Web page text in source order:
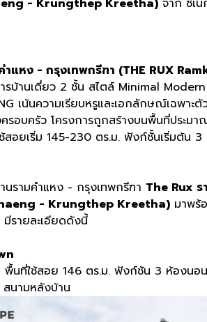
- Krungthep Kreetha) จาก ซีเ
ำแหง - กรุงเทพกรีฑา (THE RUX
ารบ้านเดี่ยว 2 ชั้น สไตล์ Minimal
เน้นความเรียบหรูและเอกลักษณ์เฉพา
ครอบครัว โครงการถูกสร้างบนพื้นที่ประม
อยเริ่ม 145-230 ตร.ม. ฟังก์ชั้นเริ่มต้น
รามคำแหง - กรุงเทพกรีฑา The Rux ร
- Krungthep Kreetha) มาพร้
รายละเอียดดังนี้
พื้นที่ใช้สอย 146 ตร.ม. ฟังก์ชัน 3 ห้องน
นามหลังบ้าน